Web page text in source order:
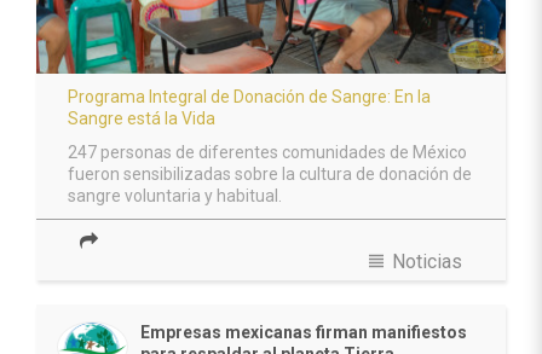
Programa Integral de Donación de Sangre: En la
Sangre está la Vida
247 personas de diferentes comunidades de México
fueron sensibilizadas sobre la cultura de donación de
sangre voluntaria y habitual.
view_headline Noticias
Empresas mexicanas firman manifiestos